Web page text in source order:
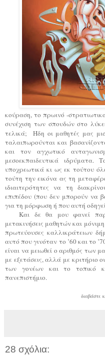
κούραση, το πρωινό -
συνέχιση των σπουδών στο
τελικά; Ήδη οι μαθητές μας
ταλαιπωρούνται και
και τον αγχωτικό
μεσοεκπαιδευτικά ιδρύματα.
υποχρεωτικά κι ως εκ τούτου
τούτη την εικόνα ας τη
ιδιαιτερότητες να τη
επιπέδου (που δεν μπορούν να
για τη μόρφωση ή που αυτή
Και δε θα μου φανεί
μετακινήσεις μαθητών και
πρωτεύουσες καλλικράτειων
αυτό που γινόταν το ’60 και το
είναι να μειωθεί ο αριθμός των
με εξετάσεις, αλλά με κριτήριο
των γονέων και το τοπικό
πανεπιστήμιο.
διαβάστε
28 σχόλια: